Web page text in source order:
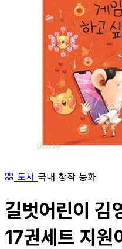
도서 국내 창작 동화
길벗어린이 김
17권세트 지원